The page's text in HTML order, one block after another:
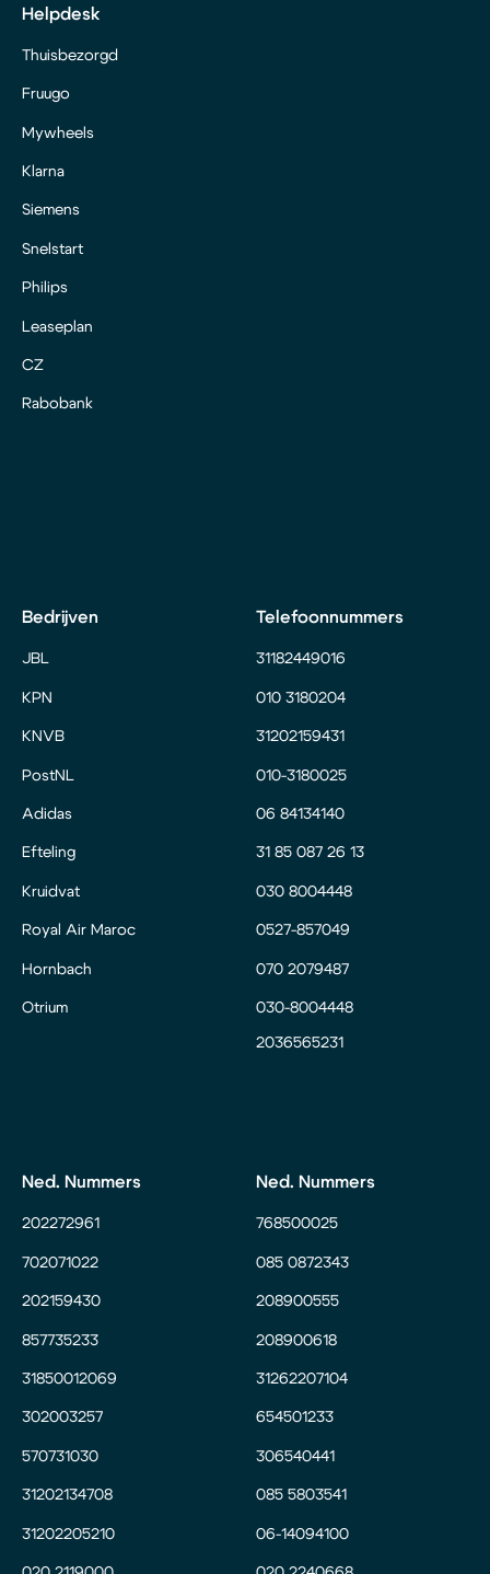
Helpdesk
Thuisbezorgd
Fruugo
Mywheels
Klarna
Siemens
Snelstart
Philips
Leaseplan
CZ
Rabobank
Bedrijven
JBL
KPN
KNVB
PostNL
Adidas
Efteling
Kruidvat
Royal Air Maroc
Hornbach
Otrium
Telefoonnummers
31182449016
010 3180204
31202159431
010-3180025
06 84134140
31 85 087 26 13
030 8004448
0527-857049
070 2079487
030-8004448
2036565231
Ned. Nummers
202272961
702071022
202159430
857735233
31850012069
302003257
570731030
31202134708
31202205210
Ned. Nummers
768500025
085 0872343
208900555
208900618
31262207104
654501233
306540441
085 5803541
06-14094100